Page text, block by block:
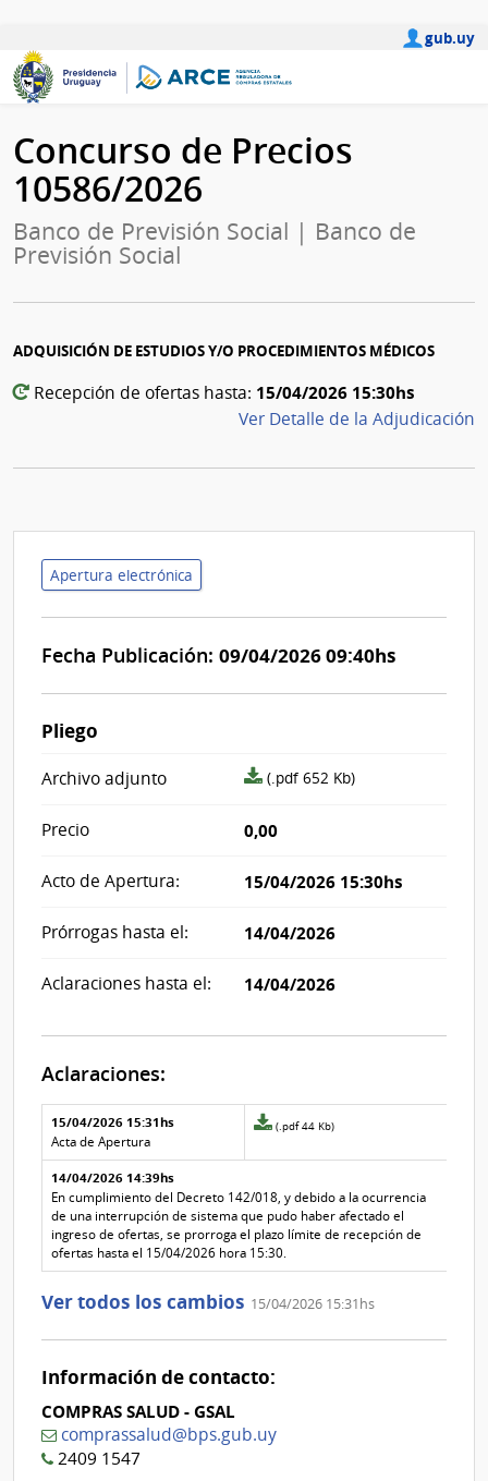
gub.uy
Concurso de Precios
10586/2026
Banco de Previsión Social | Banco de
Previsión Social
ADQUISICIÓN DE ESTUDIOS Y/O PROCEDIMIENTOS MÉDICOS
Recepción de ofertas hasta: 15/04/2026 15:30hs
Ver Detalle de la Adjudicación
Apertura electrónica
Fecha Publicación: 09/04/2026 09:40hs
Pliego
Archivo adjunto
archivo
(.pdf 652 Kb)
Precio 0,00
Acto de Apertura: 15/04/2026 15:30hs
Prórrogas hasta el: 14/04/2026
Aclaraciones hasta el: 14/04/2026
Aclaraciones:
Aclaraciones del llamado
Fecha y
texto de
la
aclaración
Archivo
de la
aclaración
15/04/2026 15:31hs
Acta de Apertura
Archivo
de
aclaración
Nº
1
(.pdf 44 Kb)
14/04/2026 14:39hs
En cumplimiento del Decreto 142/018, y debido a la ocurrencia
de una interrupción de sistema que pudo haber afectado el
ingreso de ofertas, se prorroga el plazo límite de recepción de
ofertas hasta el 15/04/2026 hora 15:30.
Ver todos los cambios 15/04/2026 15:31hs
Información de contacto:
COMPRAS SALUD - GSAL
comprassalud@bps.gub.uy
2409 1547